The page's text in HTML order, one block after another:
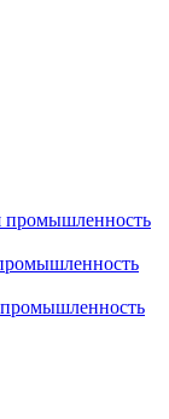
промышленность